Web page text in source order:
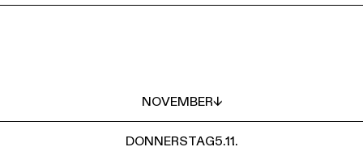
NOVEMBER↓
DONNERSTAG5.11.